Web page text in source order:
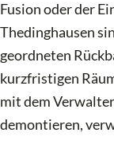
Fusion oder der
Thedinghausen
geordneten
kurzfristigen
mit dem
demontieren,